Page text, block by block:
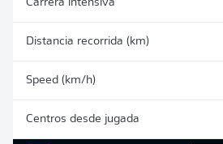
Carrera intensiva
Distancia recorrida (km)
Speed (km/h)
Centros desde jugada